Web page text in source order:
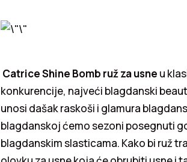
Catrice Shine Bomb ruž za usne u
konkurencije, najveći blagdanski
unosi dašak raskoši i glamura
blagdanskoj ćemo sezoni posegnuti
blagdanskim slasticama. Kako bi ruž